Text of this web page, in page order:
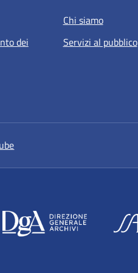
dei
Chi siamo
Servizi al pubblico
scheda
si apre in una nuova scheda